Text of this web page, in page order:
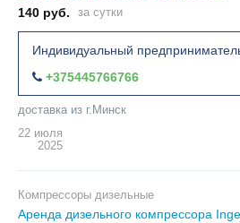
140 руб.
за сутки
Индивидуальный
+375445766766
доставка из г.Минск
22 июля
2025
Компрессоры дизельные
Аренда дизельного компрессора